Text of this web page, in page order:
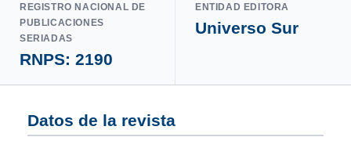
REGISTRO NACIONAL DE
PUBLICACIONES
SERIADAS
RNPS: 2190
ENTIDAD EDITORA
Universo Sur
Datos de la revista